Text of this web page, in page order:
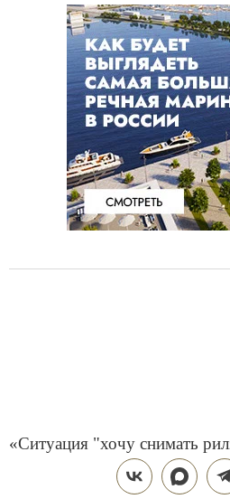
«Ситуация "хочу снимать
задом-наперед на лошади" у
самые крутые ролики,